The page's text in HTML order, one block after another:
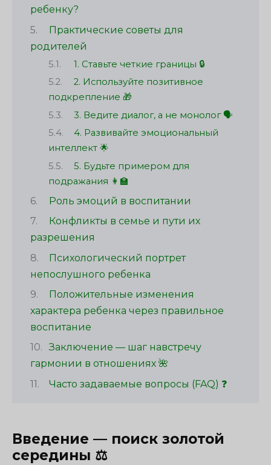
ребенку?
Практические советы для
родителей
1. Ставьте четкие границы 🔒
2. Используйте позитивное
подкрепление 🎁
3. Ведите диалог, а не монолог 🗣
4. Развивайте эмоциональный
интеллект 🌟
5. Будьте примером для
подражания 👩‍🏫
Роль эмоций в воспитании
Конфликты в семье и пути их
разрешения
Психологический портрет
непослушного ребенка
Положительные изменения
характера ребенка через правильное
воспитание
Заключение — шаг навстречу
гармонии в отношениях 🌺
Часто задаваемые вопросы (FAQ) ❓
Введение — поиск золотой
середины ⚖️